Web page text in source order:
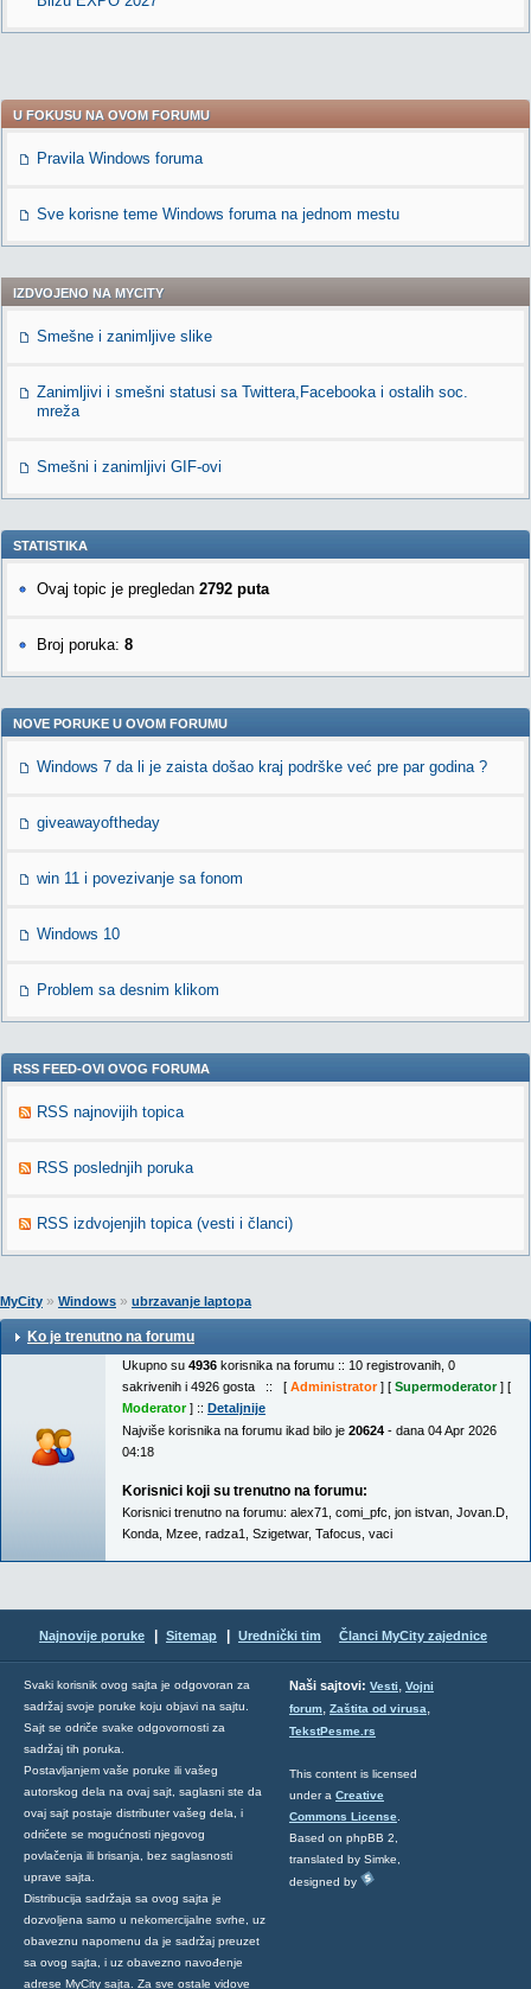
U FOKUSU NA OVOM FORUMU
Pravila Windows foruma
Sve korisne teme Windows foruma na jednom mestu
IZDVOJENO NA MYCITY
Smešne i zanimljive slike
Zanimljivi i smešni statusi sa Twittera,Facebooka i ostalih soc.
mreža
Smešni i zanimljivi GIF-ovi
STATISTIKA
Ovaj topic je pregledan 2792 puta
Broj poruka: 8
NOVE PORUKE U OVOM FORUMU
Windows 7 da li je zaista došao kraj podrške već pre par godina ?
giveawayoftheday
win 11 i povezivanje sa fonom
Windows 10
Problem sa desnim klikom
RSS FEED-OVI OVOG FORUMA
RSS najnovijih topica
RSS poslednjih poruka
RSS izdvojenjih topica (vesti i članci)
MyCity » Windows » ubrzavanje laptopa
Ko je trenutno na forumu
Ukupno su 4936 korisnika na forumu :: 10 registrovanih, 0
sakrivenih i 4926 gosta :: [ Administrator] [ Supermoderator] [
Moderator] :: Detaljnije
Najviše korisnika na forumu ikad bilo je 20624 - dana 04 Apr 2026
04:18
Korisnici koji su trenutno na forumu:
Korisnici trenutno na forumu: alex71 comi_pfc jon istvan Jovan.D
Konda Mzee radza1 Szigetwar, Tafocus vaci
Najnovije poruke Sitemap Urednički tim Članci MyCity zajednice
Svaki korisnik ovog sajta je odgovoran za
sadržaj svoje poruke koju objavi na sajtu.
Sajt se odriče svake odgovornosti za
sadržaj tih poruka.
Postavljanjem vaše poruke ili vašeg
autorskog dela na ovaj sajt, saglasni ste da
ovaj sajt postaje distributer vašeg dela, i
odričete se mogućnosti njegovog
povlačenja ili brisanja, bez saglasnosti
uprave sajta.
Distribucija sadržaja sa ovog sajta je
dozvoljena samo u nekomercijalne svrhe, uz
obaveznu napomenu da je sadržaj preuzet
sa ovog sajta, i uz obavezno navođenje
adrese MyCity sajta. Za sve ostale vidove
Naši sajtovi: Vesti, Vojni
forum, Zaštita od virusa,
TekstPesme.rs
This content is licensed
under a Creative
Commons License
Based on phpBB 2,
translated by Simke,
designed by